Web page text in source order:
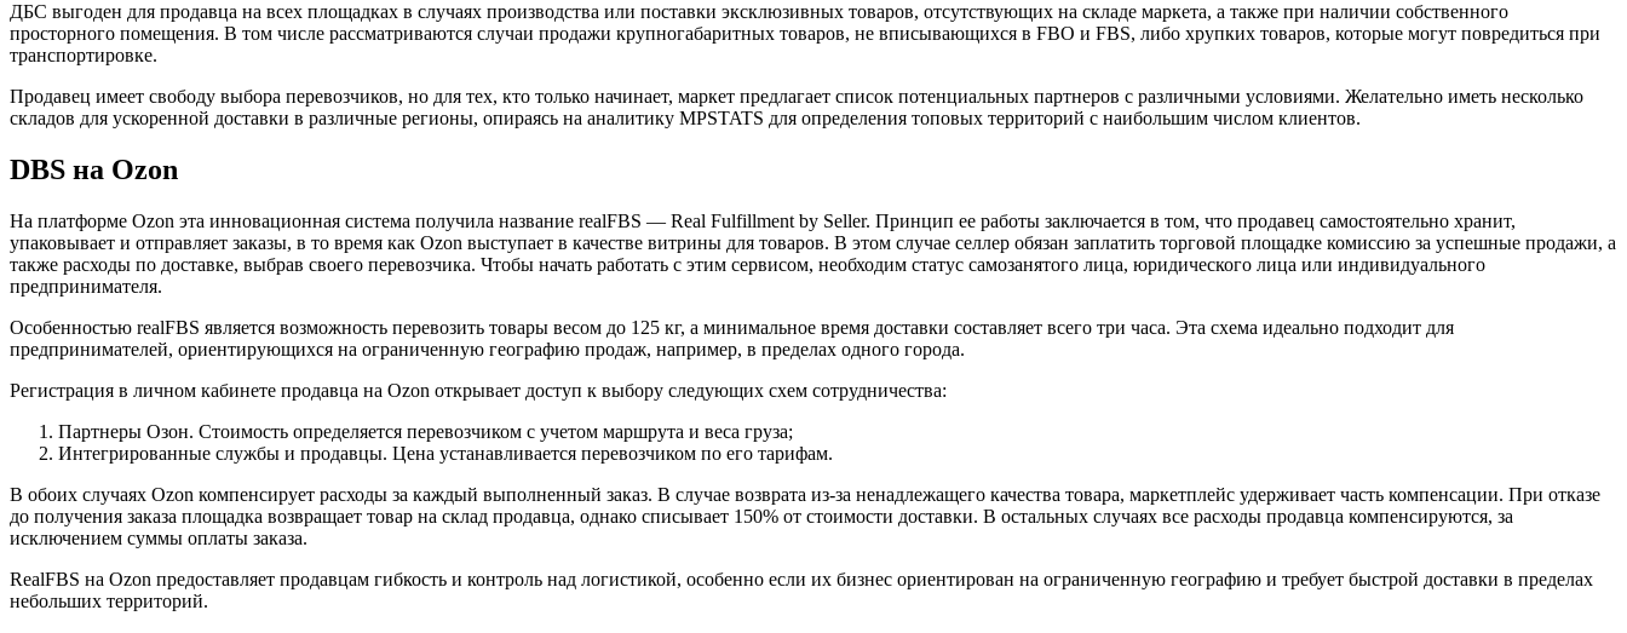
ДБС выгоден для продавца на всех площадках в случаях производства или поставки эксклюзивных товаров, отсутствующих на складе маркета, а также при наличии собственного
просторного помещения. В том числе рассматриваются случаи продажи крупногабаритных товаров, не вписывающихся в FBO и FBS, либо хрупких товаров, которые могут повредиться при
транспортировке.
Продавец имеет свободу выбора перевозчиков, но для тех, кто только начинает, маркет предлагает список потенциальных партнеров с различными условиями. Желательно иметь несколько
складов для ускоренной доставки в различные регионы, опираясь на аналитику MPSTATS для определения топовых территорий с наибольшим числом клиентов.
DBS на Ozon
На платформе Ozon эта инновационная система получила название realFBS — Real Fulfillment by Seller. Принцип ее работы заключается в том, что продавец самостоятельно хранит,
упаковывает и отправляет заказы, в то время как Ozon выступает в качестве витрины для товаров. В этом случае селлер обязан заплатить торговой площадке комиссию за успешные продажи, а
также расходы по доставке, выбрав своего перевозчика. Чтобы начать работать с этим сервисом, необходим статус самозанятого лица, юридического лица или индивидуального
предпринимателя.
Особенностью realFBS является возможность перевозить товары весом до 125 кг, а минимальное время доставки составляет всего три часа. Эта схема идеально подходит для
предпринимателей, ориентирующихся на ограниченную географию продаж, например, в пределах одного города.
Регистрация в личном кабинете продавца на Ozon открывает доступ к выбору следующих схем сотрудничества:
Партнеры Озон. Стоимость определяется перевозчиком с учетом маршрута и веса груза;
Интегрированные службы и продавцы. Цена устанавливается перевозчиком по его тарифам.
В обоих случаях Ozon компенсирует расходы за каждый выполненный заказ. В случае возврата из-за ненадлежащего качества товара, маркетплейс удерживает часть компенсации. При отказе
до получения заказа площадка возвращает товар на склад продавца, однако списывает 150% от стоимости доставки. В остальных случаях все расходы продавца компенсируются, за
исключением суммы оплаты заказа.
RealFBS на Ozon предоставляет продавцам гибкость и контроль над логистикой, особенно если их бизнес ориентирован на ограниченную географию и требует быстрой доставки в пределах
небольших территорий.